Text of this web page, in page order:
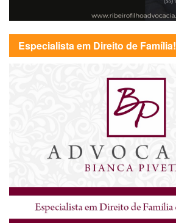
Especialista em Direito de Família!